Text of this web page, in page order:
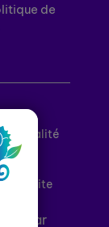
de
du site
par